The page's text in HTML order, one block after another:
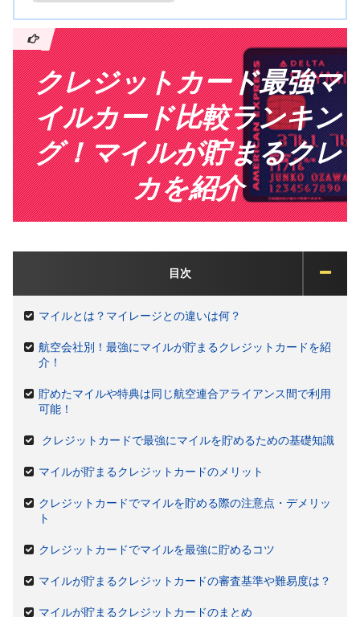
クレジットカード最強マ
イルカード比較ランキン
グ！マイルが貯まるクレ
カを紹介
目次
マイルとは？マイレージとの違いは何？
航空会社別！最強にマイルが貯まるクレジットカードを紹
介！
貯めたマイルや特典は同じ航空連合アライアンス間で利用
可能！
クレジットカードで最強にマイルを貯めるための基礎知識
マイルが貯まるクレジットカードのメリット
クレジットカードでマイルを貯める際の注意点・デメリッ
ト
クレジットカードでマイルを最強に貯めるコツ
マイルが貯まるクレジットカードの審査基準や難易度は？
マイルが貯まるクレジットカードのまとめ